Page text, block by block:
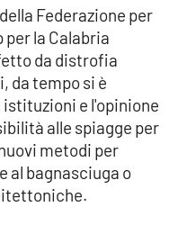
Federazione per
la Calabria
da distrofia
da tempo si è
e l'opinione
alle spiagge per
metodi per
al bagnasciuga o